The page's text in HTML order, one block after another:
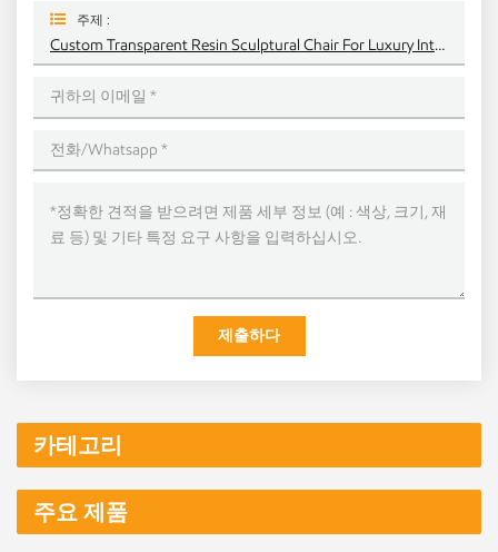
주제 :
Custom Transparent Resin Sculptural Chair For Luxury Interior Projects
제출하다
카테고리
주요 제품